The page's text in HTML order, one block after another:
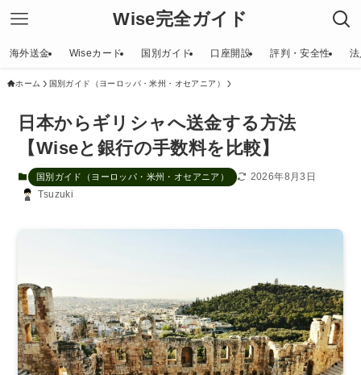
Wise完全ガイド
海外送金 Wiseカード 国別ガイド 口座開設 評判・安全性
ホーム 国別ガイド（ヨーロッパ・米州・オセアニア）
日本からギリシャへ送金する方法
【Wiseと銀行の手数料を比較】
国別ガイド（ヨーロッパ・米州・オセアニア）
2026年8月3日
Tsuzuki